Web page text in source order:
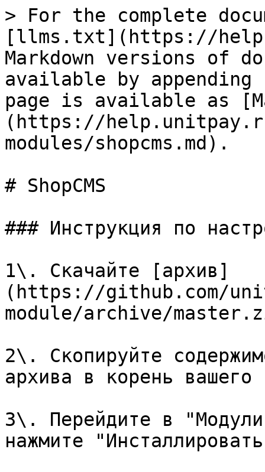
> For the complete
[llms.txt](https://
Markdown versions of
available by
page is available as
(https://
modules/shopcms.md).
# ShopCMS
### Инструкция по
1\. Скачайте [архив]
(https://github.com/
module/archive/
2\. Скопируйте
архива в корень вашего
3\. Перейдите в
нажмите